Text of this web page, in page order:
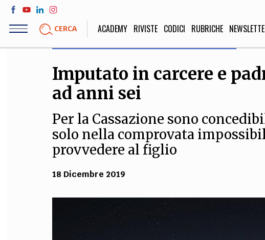
Salta
contenuto
CERCA ACADEMY RIVISTE CODICI RUBRICHE
LIFE STYLE
Sport, Cucina, Viaggi,
SOCIETÀ
STORIA E FILOSOFIA
Imputato in carcere e
ad anni sei
Per la Cassazione sono
solo nella comprovata
provvedere al figlio
18 Dicembre 2019